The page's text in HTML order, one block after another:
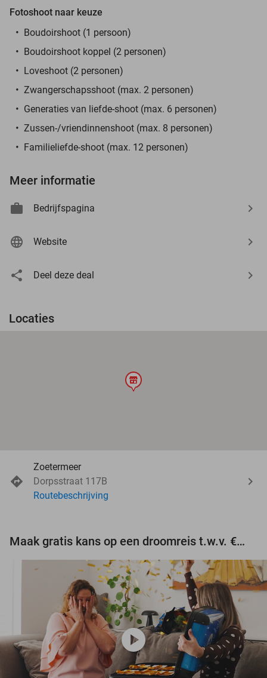
Fotoshoot naar keuze
Boudoirshoot (1 persoon)
Boudoirshoot koppel (2 personen)
Loveshoot (2 personen)
Zwangerschapsshoot (max. 2 personen)
Generaties van liefde-shoot (max. 6 personen)
Zussen-/vriendinnenshoot (max. 8 personen)
Familieliefde-shoot (max. 12 personen)
Meer informatie
Bedrijfspagina
Website
Deel deze deal
Locaties
store
Zoetermeer
Dorpsstraat 117B
Routebeschrijving
Maak gratis kans op een droomreis t.w.v. €3.000!
play_circle